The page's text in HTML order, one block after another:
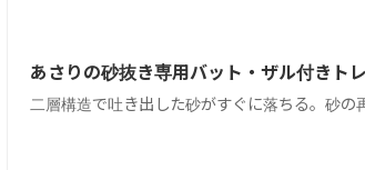
あさりの砂抜き専用バット・ザル付きト
二層構造で吐き出した砂がすぐに落ちる。砂の